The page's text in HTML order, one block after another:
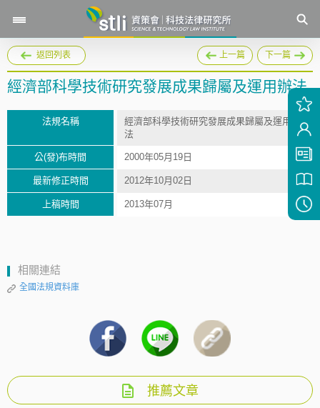
返回列表 上一篇 下一篇
經濟部科學技術研究發展成果歸屬及運用辦法
法規名稱
經濟部科學技術研究發展成果歸屬及運用辦
法
公(發)布時間 2000年05月19日
最新修正時間 2012年10月02日
上稿時間 2013年07月
相關連結
全國法規資料庫
推薦文章